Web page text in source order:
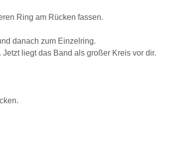
Ring am Rücken fassen.
danach zum Einzelring.
liegt das Band als großer Kreis vor dir.